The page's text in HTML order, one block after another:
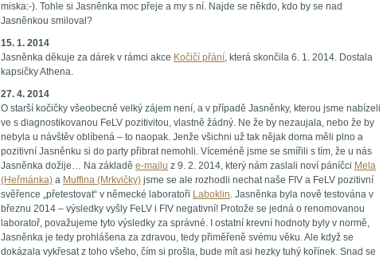
miska:-). Tohle si Jasněnka moc přeje a my s ní. Najde se někdo, kdo by se nad
Jasněnkou smiloval?
15. 1. 2014
Jasněnka děkuje za dárek v rámci akce Kočičí přání, která skončila 6. 1. 2014. Dostala
kapsičky Athena.
27. 4. 2014
O starší kočičky všeobecně velký zájem není, a v případě Jasněnky, kterou jsme nabízeli
ve s diagnostikovanou FeLV pozitivitou, vlastně žádný. Ne že by nezaujala, nebo že by
nebyla u návštěv oblíbená – to naopak. Jenže všichni už tak nějak doma měli plno a
pozitivní Jasněnku si do party přibrat nemohli. Víceméně jsme se smířili s tím, že u nás
Jasněnka dožije… Na základě e-mailu z 9. 2. 2014, který nám zaslali noví páníčci Mela
(Heřmánka) a Muffina (Mrkvičky) jsme se ale rozhodli nechat naše FIV a FeLV pozitivní
svěřence „přetestovat“ v německé laboratoři Laboklin. Jasněnka byla nově testována v
březnu 2014 – výsledky vyšly FeLV i FIV negativní! Protože se jedná o renomovanou
laboratoř, považujeme tyto výsledky za správné. I ostatní krevní hodnoty byly v normě,
Jasněnka je tedy prohlášena za zdravou, tedy přiměřeně svému věku. Ale když se
dokázala vykřesat z toho všeho, čím si prošla, bude mít asi hezky tuhý kořínek. Snad se